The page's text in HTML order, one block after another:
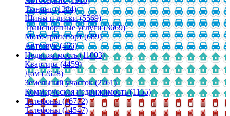
Тюнинг (1284)
Шины и диски (5569)
Транспортные услуги (3669)
Мото-транспорт (689)
Автозвук (466)
Недвижимость (11003)
Квартира (4459)
Дом (2628)
Земельный участок (2761)
Коммерческая недвижимость (1155)
Телефоны (16772)
Телефоны (14547)